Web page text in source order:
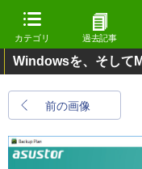
カテゴリ 過去記事
Windowsを、そして
前の画像